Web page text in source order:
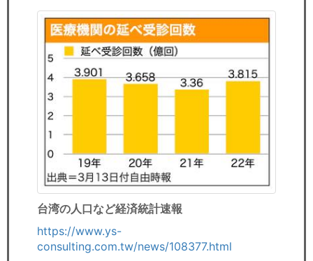
台湾の人口など経済統計速報
https://www.ys-
consulting.com.tw/news/108377.html